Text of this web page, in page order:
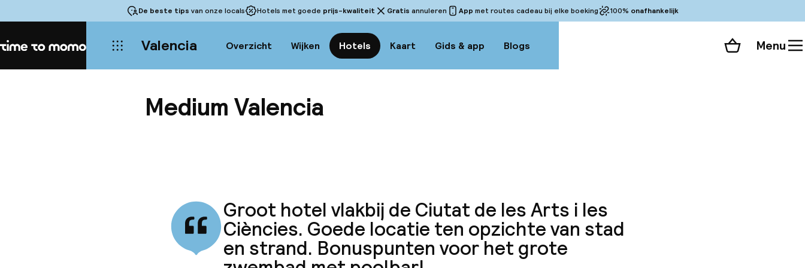
De beste tips van onze locals Hotels met goede prijs-kwaliteit Gratis annuleren App met routes cadeau bij elke boeking 100% onafhankelijk
Home Valencia Overzicht Wijken Hotels Kaart Gids & app Blogs Winkelmand
Menu
Medium Valencia
Groot hotel vlakbij de Ciutat de les Arts i les
Ciències. Goede locatie ten opzichte van stad
en strand. Bonuspunten voor het grote